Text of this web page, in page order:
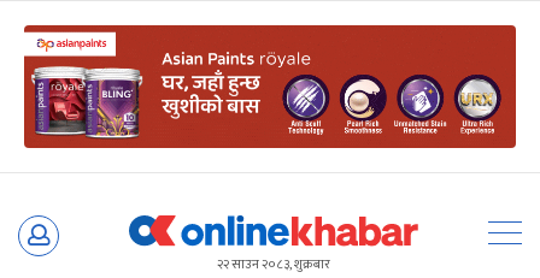
Skip
२२ साउन २०८३, शुक्रबार